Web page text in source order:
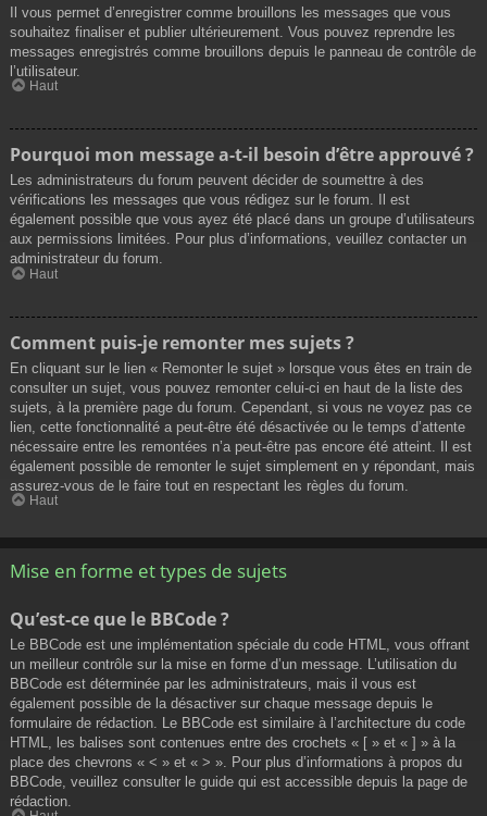
Il vous permet d’enregistrer comme brouillons les messages que vous
souhaitez finaliser et publier ultérieurement. Vous pouvez reprendre les
messages enregistrés comme brouillons depuis le panneau de contrôle de
l’utilisateur.
Haut
Pourquoi mon message a-t-il besoin d’être approuvé ?
Les administrateurs du forum peuvent décider de soumettre à des
vérifications les messages que vous rédigez sur le forum. Il est
également possible que vous ayez été placé dans un groupe d’utilisateurs
aux permissions limitées. Pour plus d’informations, veuillez contacter un
administrateur du forum.
Haut
Comment puis-je remonter mes sujets ?
En cliquant sur le lien « Remonter le sujet » lorsque vous êtes en train de
consulter un sujet, vous pouvez remonter celui-ci en haut de la liste des
sujets, à la première page du forum. Cependant, si vous ne voyez pas ce
lien, cette fonctionnalité a peut-être été désactivée ou le temps d’attente
nécessaire entre les remontées n’a peut-être pas encore été atteint. Il est
également possible de remonter le sujet simplement en y répondant, mais
assurez-vous de le faire tout en respectant les règles du forum.
Haut
Mise en forme et types de sujets
Qu’est-ce que le BBCode ?
Le BBCode est une implémentation spéciale du code HTML, vous offrant
un meilleur contrôle sur la mise en forme d’un message. L’utilisation du
BBCode est déterminée par les administrateurs, mais il vous est
également possible de la désactiver sur chaque message depuis le
formulaire de rédaction. Le BBCode est similaire à l’architecture du code
HTML, les balises sont contenues entre des crochets « [ » et « ] » à la
place des chevrons « < » et « > ». Pour plus d’informations à propos du
BBCode, veuillez consulter le guide qui est accessible depuis la page de
rédaction.